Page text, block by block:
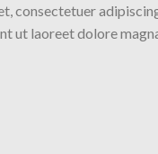
consectetuer
ut laoreet dolore